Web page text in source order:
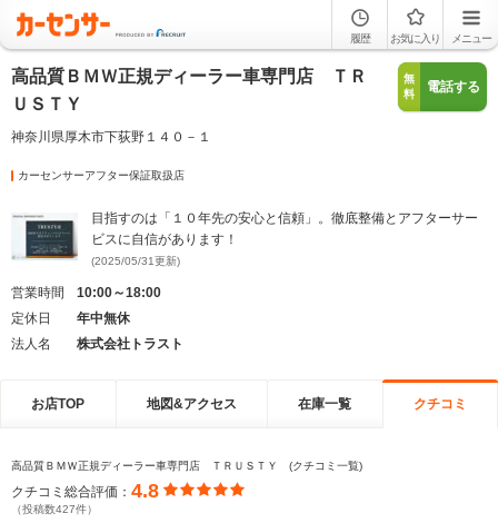
履歴 お気に入り メニュー
高品質ＢＭＷ正規ディーラー車専門店 ＴＲ
ＵＳＴＹ
神奈川県厚木市下荻野１４０－１
無
料
電話する
カーセンサーアフター保証取扱店
目指すのは「１０年先の安心と信頼」。徹底整備とアフターサー
ビスに自信があります！
(2025/05/31更新)
営業時間
10:00～18:00
定休日
年中無休
法人名
株式会社トラスト
お店TOP 地図&アクセス 在庫一覧 クチコミ
高品質ＢＭＷ正規ディーラー車専門店 ＴＲＵＳＴＹ (クチコミ一覧)
クチコミ総合評価： 4.8
（投稿数427件）